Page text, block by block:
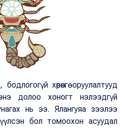
хөрөнгө оруулалтууд
долоо хоногт нэлээдгүй
нь ээ. Ялангуяа зээлээ
бол томоохон асуудал